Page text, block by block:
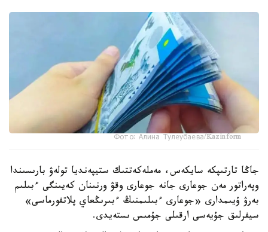
Фото: Алина Тулеубаева/Kazinform
جاڭا تارتىپكە سايكەس، مەملەكەتتىك ستيپەنديا تولەۋ بارىسىندا
وپەراتور مەن جوعارى جانە جوعارى وقۋ ورنىنان كەيىنگى ءبىلىم
بەرۋ ۇيىمدارى «جوعارى ءبىلىمنىڭ ءبىرىڭعاي پلاتفورماسى»
سيفرلىق جۇيەسى ارقىلى جۇمىس ىستەيدى.